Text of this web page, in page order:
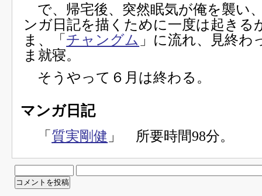
で、帰宅後、突然眠気が俺を襲い
ンガ日記を描くために一度は起きる
ま、「チャングム 」に流れ、見終わ
ま就寝。
そうやって６月は終わる。
マンガ日記
「 質実剛健 」 所要時間98分。